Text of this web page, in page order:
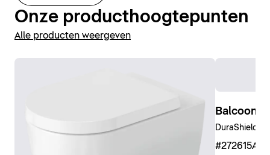
Onze producthoogtepunten
Alle producten weergeven
Balcoon
DuraShield,